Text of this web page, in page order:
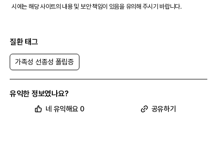
시에는 해당 사이트의 내용 및 보안 책임이 있음을 유의해 주시기 바랍니다.
질환 태그
가족성 선종성 폴립증
유익한 정보였나요?
네 유익해요 0 공유하기